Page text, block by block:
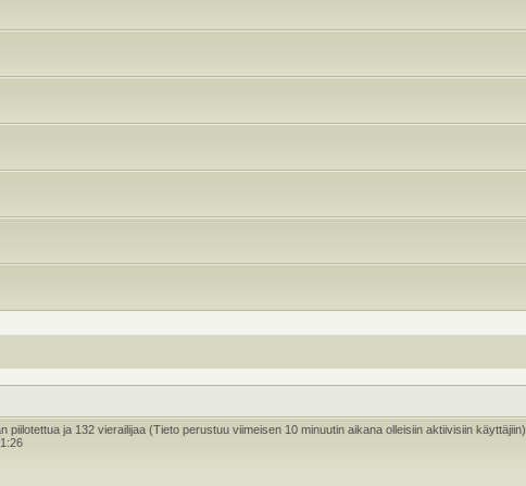
ja 132 vierailijaa (Tieto perustuu viimeisen 10 minuutin aikana olleisiin aktiivisiin käyttäjiin)